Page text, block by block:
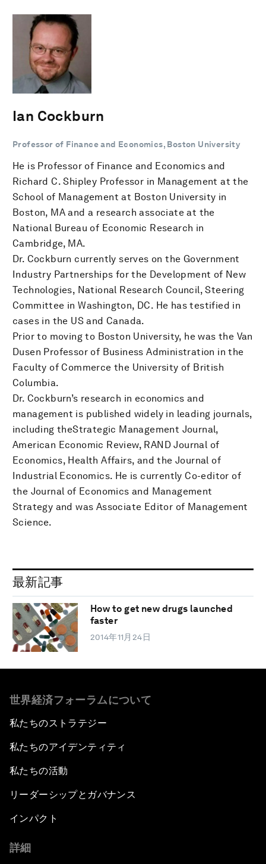
Ian Cockburn
Professor of Finance and Economics, Boston University
He is Professor of Finance and Economics and
Richard C. Shipley Professor in Management at the
School of Management at Boston University in
Boston, MA and a research associate at the
National Bureau of Economic Research in
Cambridge, MA.
Dr. Cockburn currently serves on the Government
Industry Partnerships for the Development of New
Technologies, National Research Council, Steering
Committee in Washington, DC. He has testified in
cases in the US and Canada.
Prior to moving to Boston University, he was the Van
Dusen Professor of Business Administration in the
Faculty of Commerce the University of British
Columbia.
Dr. Cockburn’s research in economics and
management is published widely in leading journals,
including theStrategic Management Journal,
American Economic Review, RAND Journal of
Economics, Health Affairs, and the Journal of
Industrial Economics. He is currently Co-editor of
the Journal of Economics and Management
Strategy and was Associate Editor of Management
Science.
最新記事
How to get new drugs launched
faster
2014年11月24日
世界経済フォーラムについて
私たちのストラテジー
私たちのアイデンティティ
私たちの活動
リーダーシップとガバナンス
インパクト
詳細